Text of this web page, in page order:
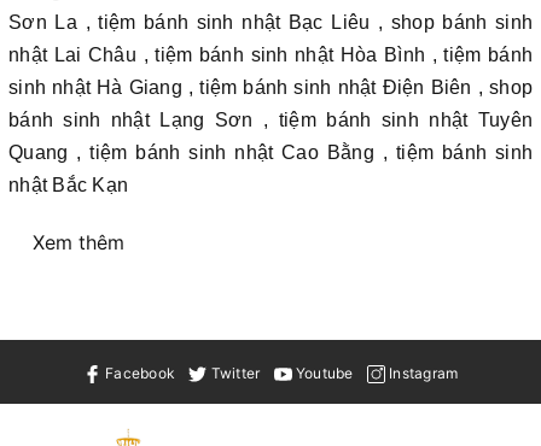
Sơn La , tiệm bánh sinh nhật Bạc Liêu , shop bánh sinh
nhật Lai Châu , tiệm bánh sinh nhật Hòa Bình , tiệm bánh
sinh nhật Hà Giang , tiệm bánh sinh nhật Điện Biên , shop
bánh sinh nhật Lạng Sơn , tiệm bánh sinh nhật Tuyên
Quang , tiệm bánh sinh nhật Cao Bằng , tiệm bánh sinh
nhật Bắc Kạn
Xem thêm
Facebook Twitter Youtube Instagram